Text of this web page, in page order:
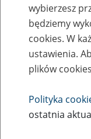
29
wybierzesz
będziemy
cookies. W
ustawienia.
plików
Polityka
ostatnia